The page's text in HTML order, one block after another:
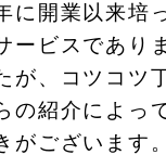
に開業以来培
ービスであり
が、コツコツ
の紹介によっ
がございます